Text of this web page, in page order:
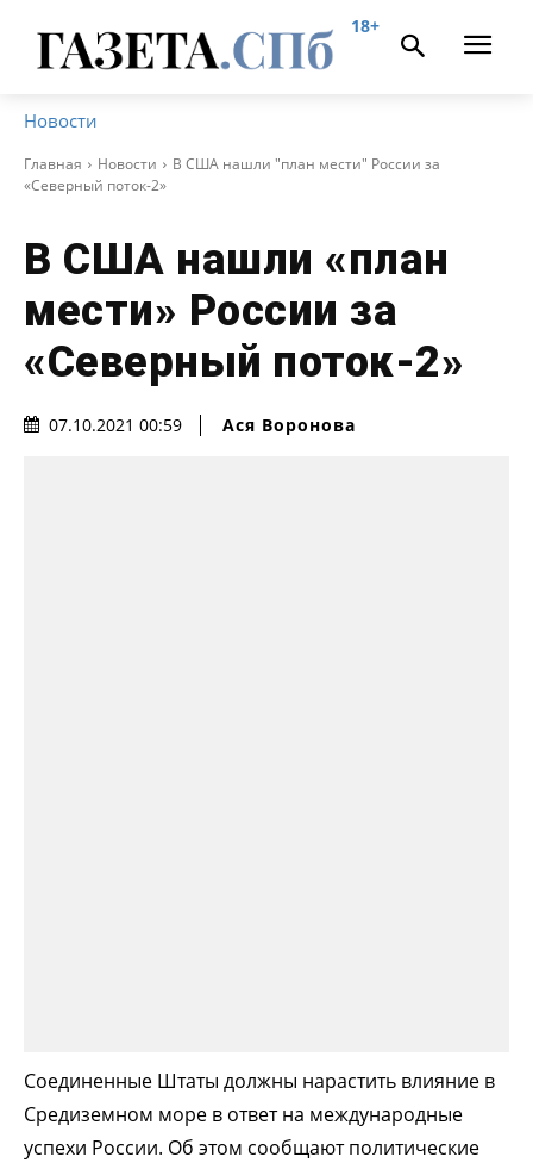
18+
Новости
Главная Новости
В США нашли "план мести" России за
«Северный поток-2»
В США нашли «план
мести» России за
«Северный поток-2»
07.10.2021 00:59 Ася Воронова
Соединенные Штаты должны нарастить влияние в
Средиземном море в ответ на международные
успехи России. Об этом сообщают политические